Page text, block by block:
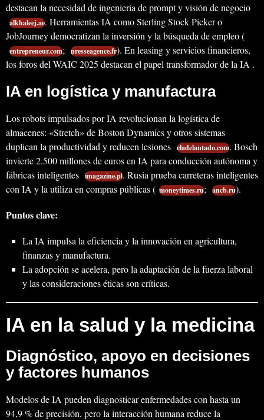
destacan la necesidad de ingeniería de prompt y visión de negocio
alkhaleej.ae. Herramientas IA como Sterling Stock Picker o
JobJourney democratizan la inversión y la búsqueda de empleo (
entrepreneur.com; presseagence.fr). En leasing y servicios financieros,
los foros del WAIC 2025 destacan el papel transformador de la IA .
IA en logística y manufactura
Los robots impulsados por IA revolucionan la logística de
almacenes: «Stretch» de Boston Dynamics y otros sistemas
duplican la productividad y reducen lesiones eladelantado.com. Bosch
invierte 2.500 millones de euros en IA para conducción autónoma y
fábricas inteligentes imagazine.pl. Rusia prueba carreteras inteligentes
con IA y la utiliza en compras públicas ( moneytimes.ru; ancb.ru).
Puntos clave:
La IA impulsa la eficiencia y la innovación en agricultura,
finanzas y manufactura.
La adopción se acelera, pero la adaptación de la fuerza laboral
y las consideraciones éticas son críticas.
IA en la salud y la medicina
Diagnóstico, apoyo en decisiones
y factores humanos
Modelos de IA pueden diagnosticar enfermedades con hasta un
94,9 % de precisión, pero la interacción humana reduce la